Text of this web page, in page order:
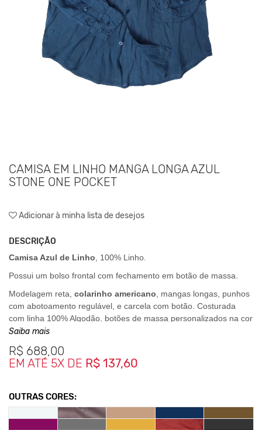
CAMISA EM LINHO MANGA LONGA AZUL
STONE ONE POCKET
Adicionar à minha lista de desejos
DESCRIÇÃO
Camisa Azul de Linho , 100% Linho.
Possui um bolso frontal com fechamento em botão de massa.
Modelagem reta, colarinho americano , mangas longas, punhos
com abotoamento regulável, e carcela com botão. Costurada
com linha 100% Algodão, botões de massa personalizados na cor
da camisa.
A camisa também carrega um detalhe, na parte dos ombros
frontalmente que é um recorte geométrico.
traseiras, como se fossem duas pences.
Saiba mais
R$ 688,00
EM ATÉ 5X DE R$ 137,60
OUTRAS CORES: